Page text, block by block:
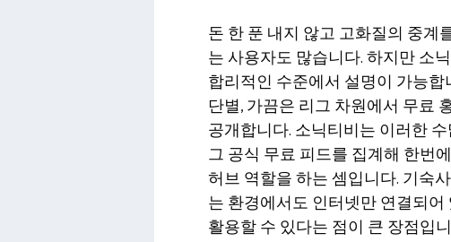
돈 한 푼 내지 않고 고화질의 중계
는 사용자도 많습니다. 하지만 소
합리적인 수준에서 설명이 가능
단별, 가끔은 리그 차원에서 무료
공개합니다. 소닉티비는 이러한
그 공식 무료 피드를 집계해 한번
허브 역할을 하는 셈입니다. 기숙
는 환경에서도 인터넷만 연결되
활용할 수 있다는 점이 큰 장점입